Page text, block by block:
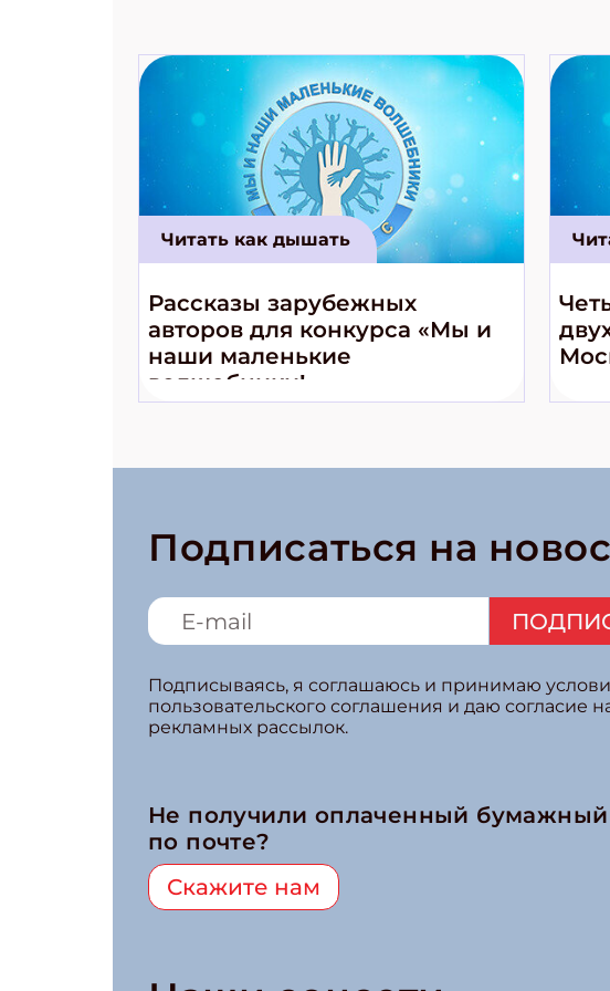
Читать как дышать
Рассказы зарубежных
авторов для конкурса «Мы и
наши маленькие
волшебники!»
Подписаться на
Подписываясь, я соглашаюсь и принимаю
пользовательского соглашения и даю согласие
рекламных рассылок.
Не получили оплаченный
по почте?
Скажите нам